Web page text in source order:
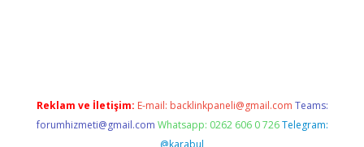
Reklam ve İletişim: E-mail: backlinkpaneli@gmail.com Teams:
forumhizmeti@gmail.com Whatsapp: 0262 606 0 726 Telegram:
@karabul